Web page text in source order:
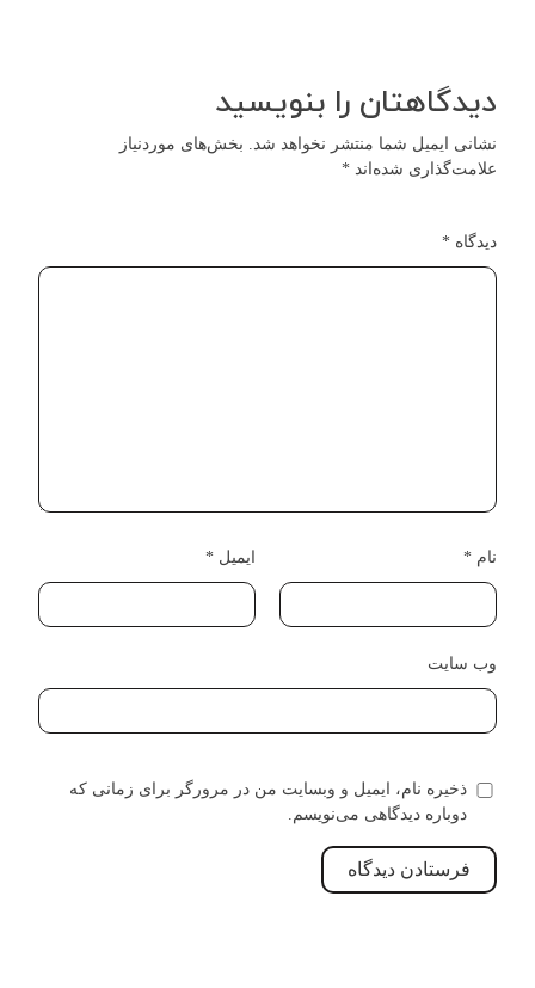
دیدگاهتان را بنویسید
نشانی ایمیل شما منتشر نخواهد شد.
بخش‌های موردنیاز
علامت‌گذاری شده‌اند *
دیدگاه *
نام * ایمیل *
وب‌ سایت
ذخیره نام، ایمیل و وبسایت من در مرورگر برای زمانی که
دوباره دیدگاهی می‌نویسم.